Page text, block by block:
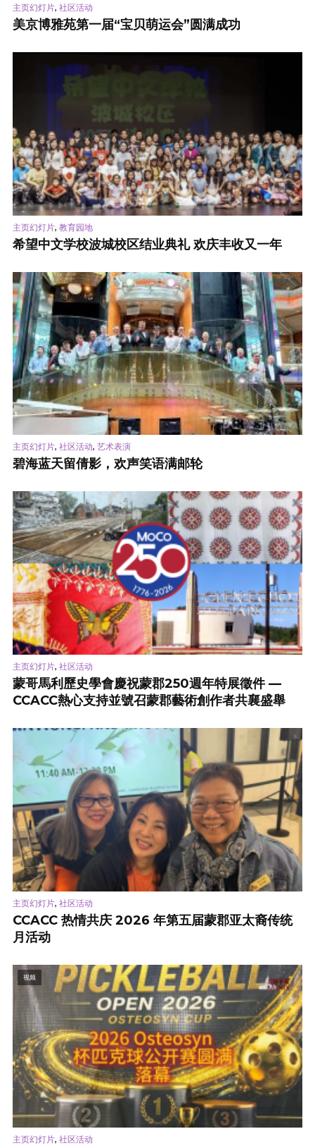
主页幻灯片, 社区活动
美京博雅苑第一届“宝贝萌运会”圆满成功
主页幻灯片, 教育园地
希望中文学校波城校区结业典礼 欢庆丰收又一年
主页幻灯片, 社区活动, 艺术表演
碧海蓝天留倩影，欢声笑语满邮轮
主页幻灯片, 社区活动
蒙哥馬利歷史學會慶祝蒙郡250週年特展徵件 —
CCACC熱心支持並號召蒙郡藝術創作者共襄盛舉
主页幻灯片, 社区活动
CCACC 热情共庆 2026 年第五届蒙郡亚太裔传统
月活动
视频
主页幻灯片, 社区活动